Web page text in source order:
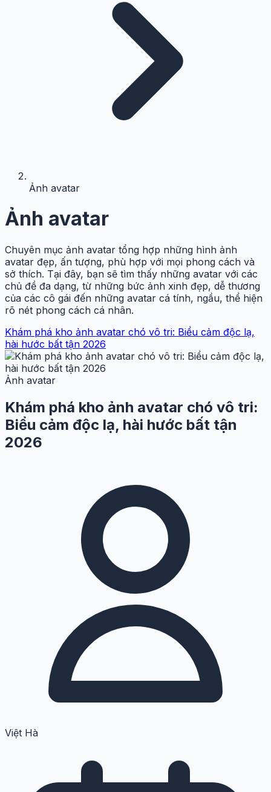
Ảnh avatar
Ảnh avatar
Chuyên mục ảnh avatar tổng hợp những hình ảnh
avatar đẹp, ấn tượng, phù hợp với mọi phong cách và
sở thích. Tại đây, bạn sẽ tìm thấy những avatar với các
chủ đề đa dạng, từ những bức ảnh xinh đẹp, dễ thương
của các cô gái đến những avatar cá tính, ngầu, thể hiện
rõ nét phong cách cá nhân.
Khám phá kho ảnh avatar chó vô tri: Biểu cảm độc lạ,
hài hước bất tận 2026
Ảnh avatar
Khám phá kho ảnh avatar chó vô tri:
Biểu cảm độc lạ, hài hước bất tận
2026
Việt Hà